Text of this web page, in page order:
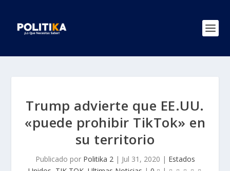
Trump advierte que EE.UU.
«puede prohibir TikTok» en
su territorio
Publicado por Politika 2| Jul 31, 2020 | Estados